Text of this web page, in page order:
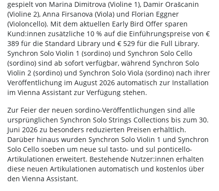
gespielt von Marina Dimitrova (Violine 1), Damir Orašcanin
(Violine 2), Anna Firsanova (Viola) und Florian Eggner
(Violoncello). Mit dem aktuellen Early Bird Offer sparen
Kund:innen zusätzliche 10 % auf die Einführungspreise von €
389 für die Standard Library und € 529 für die Full Library.
Synchron Solo Violin 1 (sordino) und Synchron Solo Cello
(sordino) sind ab sofort verfügbar, während Synchron Solo
Violin 2 (sordino) und Synchron Solo Viola (sordino) nach ihrer
Veröffentlichung im August 2026 automatisch zur Installation
im Vienna Assistant zur Verfügung stehen.
Zur Feier der neuen sordino-Veröffentlichungen sind alle
ursprünglichen Synchron Solo Strings Collections bis zum 30.
Juni 2026 zu besonders reduzierten Preisen erhältlich.
Darüber hinaus wurden Synchron Solo Violin 1 und Synchron
Solo Cello soeben um neue sul tasto- und sul ponticello-
Artikulationen erweitert. Bestehende Nutzer:innen erhalten
diese neuen Artikulationen automatisch und kostenlos über
den Vienna Assistant.